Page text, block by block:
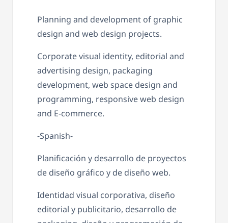
Planning and development of graphic
design and web design projects.
Corporate visual identity, editorial and
advertising design, packaging
development, web space design and
programming, responsive web design
and E-commerce.
-Spanish-
Planificación y desarrollo de proyectos
de diseño gráfico y de diseño web.
Identidad visual corporativa, diseño
editorial y publicitario, desarrollo de